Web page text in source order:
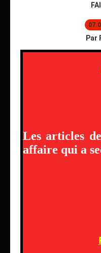
Par
Les articles
affaire qui a